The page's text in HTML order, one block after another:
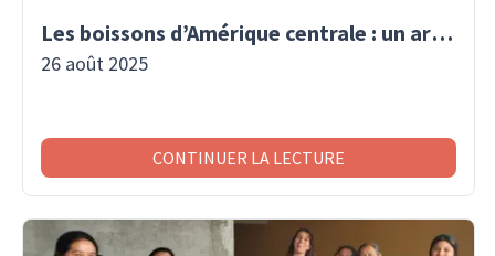
Les boissons d’Amérique centrale : un art de vivre traditionnel
26 août 2025
CONTINUER LA LECTURE